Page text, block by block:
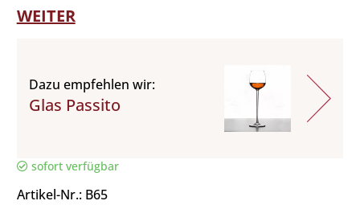
WEITER
Dazu empfehlen wir:
Glas Passito
sofort verfügbar
Artikel-Nr.: B65